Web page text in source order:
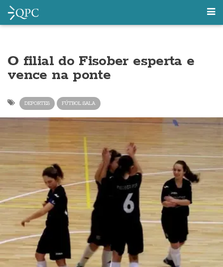
O filial do Fisober esperta e
vence na ponte
DEPORTES FÚTBOL SALA